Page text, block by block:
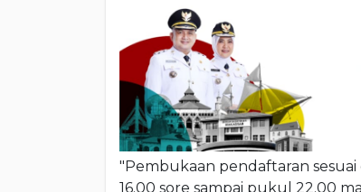
"Pembukaan pendaftaran
16.00 sore sampai pukul 22.00